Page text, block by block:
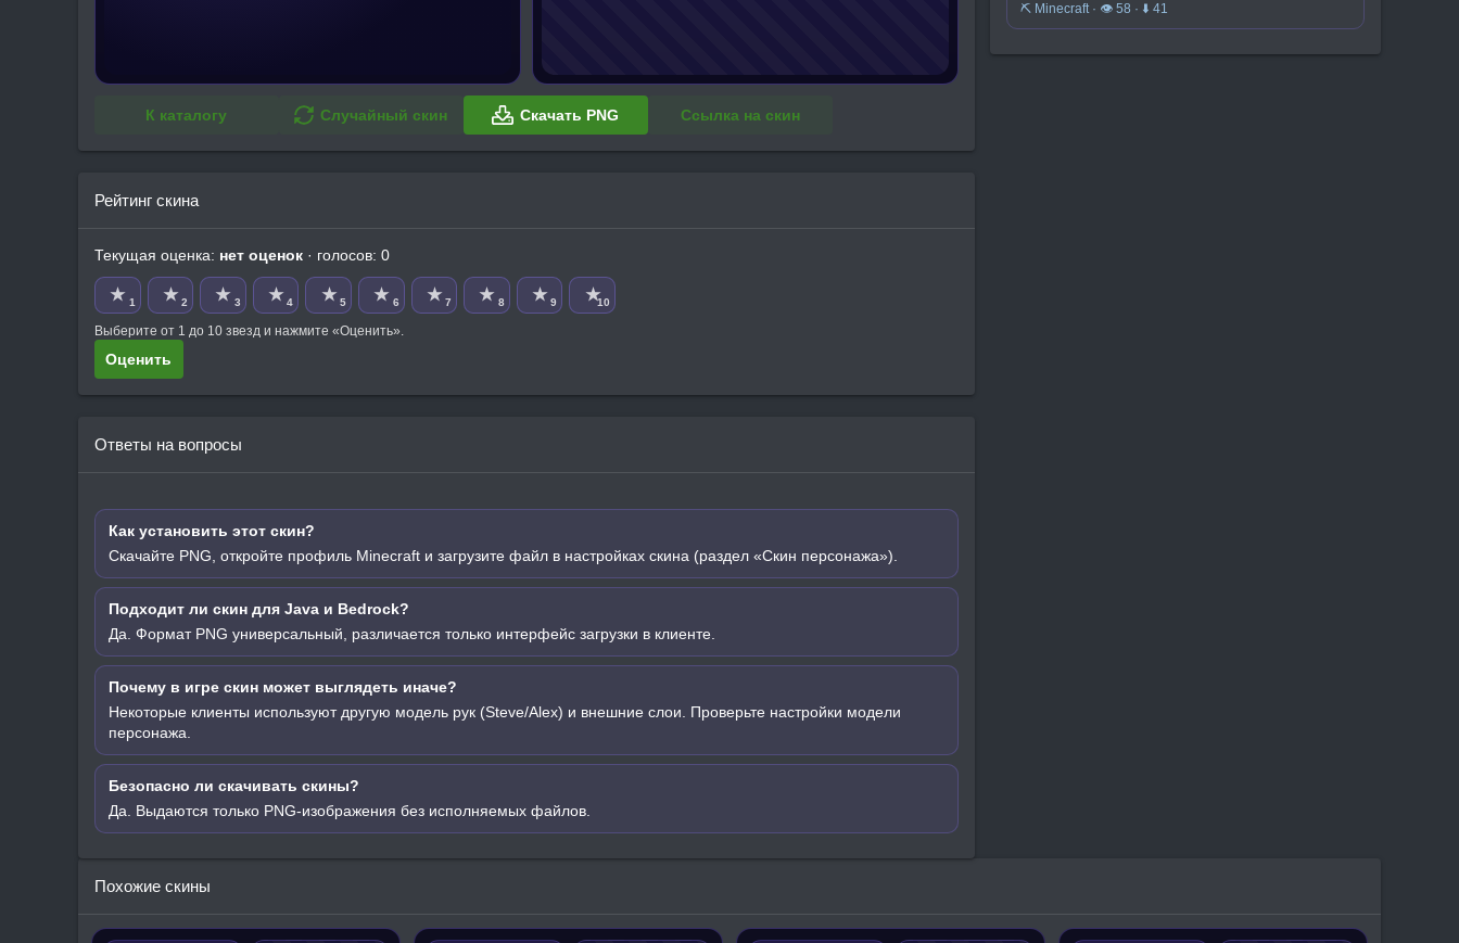
К каталогу Случайный скин Скачать PNG Ссылка на скин
Рейтинг скина
Текущая оценка: нет оценок · голосов: 0
★ 1 ★ 2 ★ 3 ★ 4 ★ 5 ★ 6 ★ 7 ★ 8 ★ 9 ★10
Выберите от 1 до 10 звезд и нажмите «Оценить».
Оценить
Ответы на вопросы
Как установить этот скин?
Скачайте PNG, откройте профиль Minecraft и загрузите файл в настройках скина (раздел «Скин персонажа»).
Подходит ли скин для Java и Bedrock?
Да. Формат PNG универсальный, различается только интерфейс загрузки в клиенте.
Почему в игре скин может выглядеть иначе?
Некоторые клиенты используют другую модель рук (Steve/Alex) и внешние слои. Проверьте настройки модели
персонажа.
Безопасно ли скачивать скины?
Да. Выдаются только PNG-изображения без исполняемых файлов.
⛏️ Minecraft · 👁 58 · ⬇ 41
Похожие скины